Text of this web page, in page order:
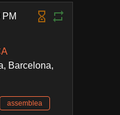
Barcelona,
assemblea